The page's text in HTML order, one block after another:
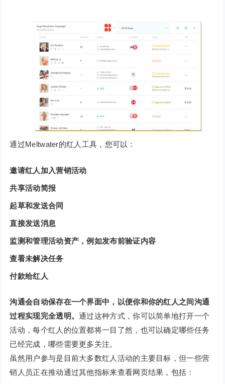
通过Meltwater的红人工具，您可以：
邀请红人加入营销活动
共享活动简报
起草和发送合同
直接发送消息
监测和管理活动资产，例如发布前验证内容
查看未解决任务
付款给红人
沟通会自动保存在一个界面中，以便你和你的红人之间沟通
过程实现完全透明。通过这种方式，你可以简单地打开一个
活动，每个红人的位置都将一目了然，也可以确定哪些任务
已经完成，哪些需要更多关注。
虽然用户参与是目前大多数红人活动的主要目标，但一些营
销人员正在推动通过其他指标来查看网页结果，包括：